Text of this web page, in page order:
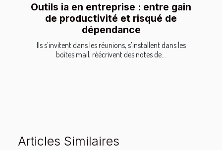
Outils ia en entreprise : entre gain
de productivité et risqué de
dépendance
Ils s’invitent dans les réunions, s’installent dans les
boîtes mail, réécrivent des notes de...
Articles Similaires